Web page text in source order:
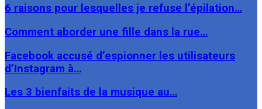
6 raisons pour lesquelles je refuse l’épilation…
Comment aborder une fille dans la rue…
Facebook accusé d’espionner les utilisateurs
d’Instagram à…
Les 3 bienfaits de la musique au…